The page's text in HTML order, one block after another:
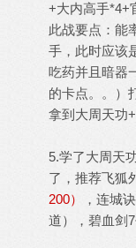
+大内高手*4+
此战要点：能
手，此时应该
吃药并且暗器
的卡点。。）
拿到大周天功
5.学了大周天
了，推荐飞狐
200）
，连城
道），碧血剑